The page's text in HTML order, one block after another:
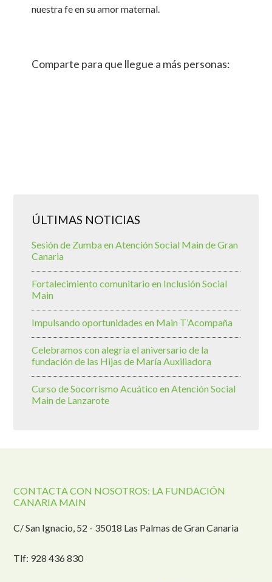
nuestra fe en su amor maternal.
Comparte para que llegue a más personas:
ÚLTIMAS NOTICIAS
Sesión de Zumba en Atención Social Main de Gran
Canaria
Fortalecimiento comunitario en Inclusión Social
Main
Impulsando oportunidades en Main T’Acompaña
Celebramos con alegría el aniversario de la
fundación de las Hijas de María Auxiliadora
Curso de Socorrismo Acuático en Atención Social
Main de Lanzarote
CONTACTA CON NOSOTROS: LA FUNDACIÓN
CANARIA MAIN
C/ San Ignacio, 52 - 35018 Las Palmas de Gran Canaria
Tlf: 928 436 830